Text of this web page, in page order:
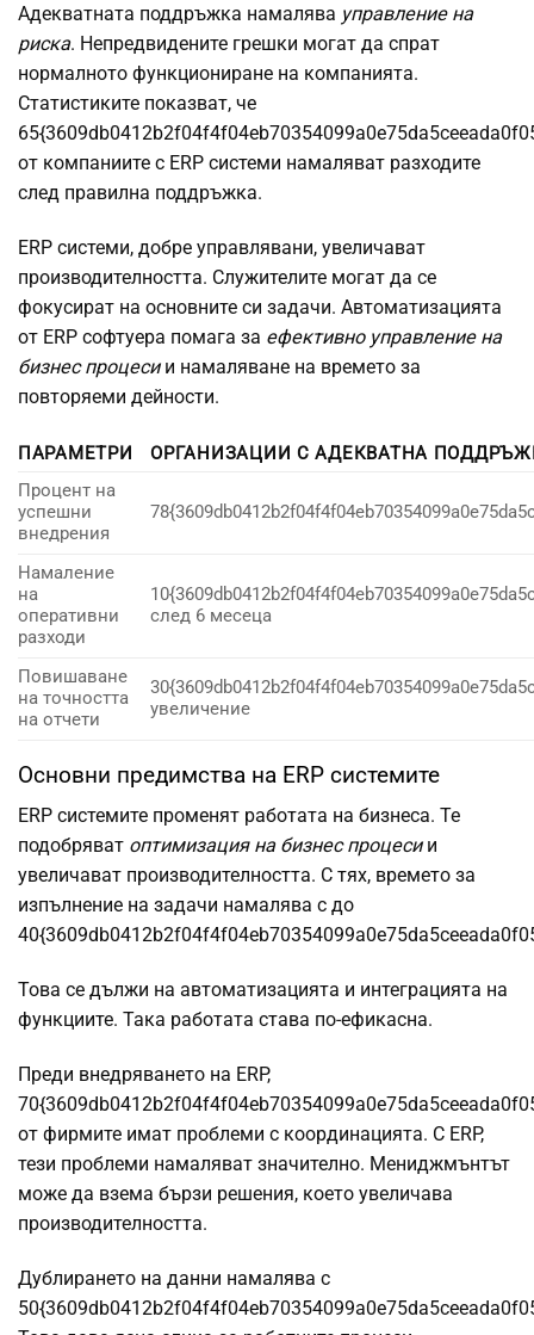
Адекватната поддръжка намалява управление на
риска. Непредвидените грешки могат да спрат
нормалното функциониране на компанията.
Статистиките показват, че
от компаниите с ERP системи намаляват разходите
след правилна поддръжка.
ERP системи, добре управлявани, увеличават
производителността. Служителите могат да се
фокусират на основните си задачи. Автоматизацията
от ERP софтуера помага за ефективно управление на
бизнес процесии намаляване на времето за
повторяеми дейности.
ПАРАМЕТРИ
ОРГАНИЗАЦИИ С АДЕКВАТНА
Процент на
успешни
внедрения
Намаление
на
оперативни
разходи
след 6 месеца
Повишаване
на точността
на отчети
увеличение
Основни предимства на ERP системите
ERP системите променят работата на бизнеса. Те
подобряват оптимизация на бизнес процесии
увеличават производителността. С тях, времето за
изпълнение на задачи намалява с до
Това се дължи на автоматизацията и интеграцията на
функциите. Така работата става по-ефикасна.
Преди внедряването на ERP,
от фирмите имат проблеми с координацията. С ERP,
тези проблеми намаляват значително. Мениджмънтът
може да взема бързи решения, което увеличава
производителността.
Дублирането на данни намалява с